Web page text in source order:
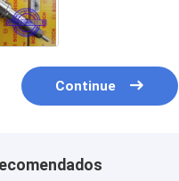
Continue